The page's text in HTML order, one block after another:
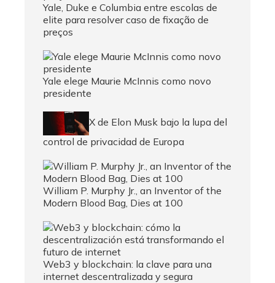
Yale, Duke e Columbia entre escolas de
elite para resolver caso de fixação de
preços
Yale elege Maurie McInnis como novo
presidente
X de Elon Musk bajo la lupa del
control de privacidad de Europa
William P. Murphy Jr., an Inventor of the
Modern Blood Bag, Dies at 100
Web3 y blockchain: la clave para una
internet descentralizada y segura